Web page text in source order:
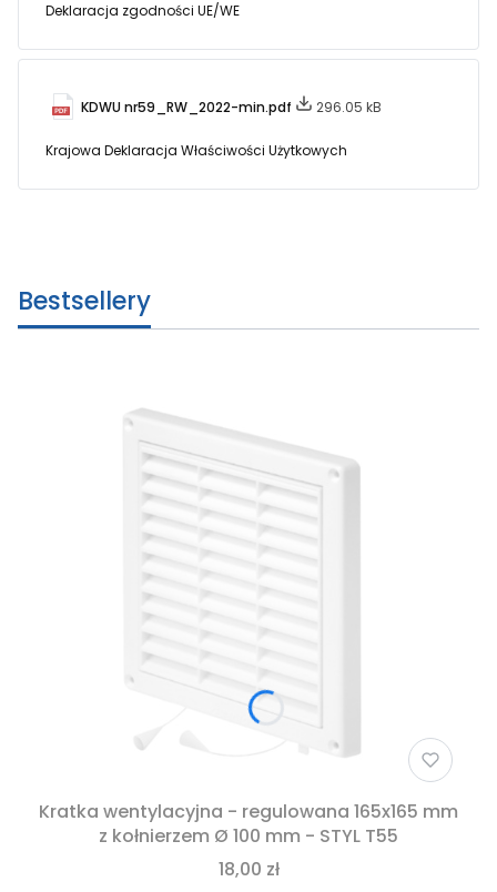
Deklaracja zgodności UE/WE
KDWU nr59_RW_2022-min.pdf 296.05 kB
Krajowa Deklaracja Właściwości Użytkowych
Bestsellery
Kratka wentylacyjna - regulowana 165x165 mm
z kołnierzem Ø 100 mm - STYL T55
18,00 zł